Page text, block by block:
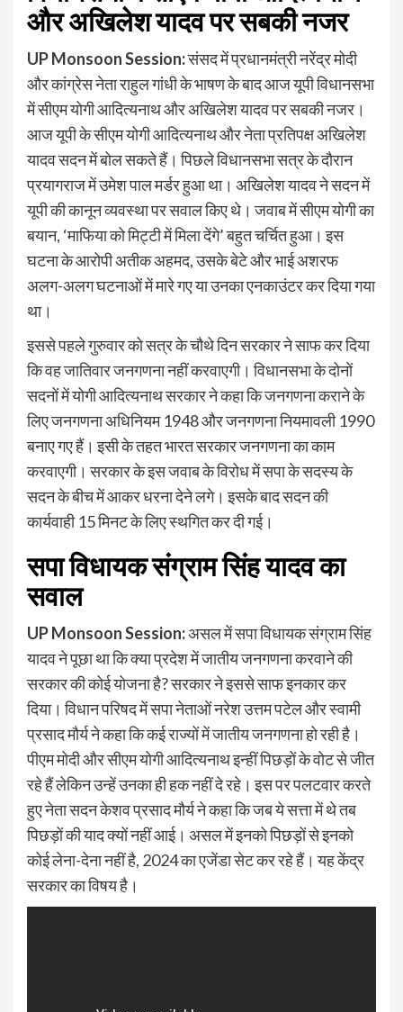
और अख‍िलेश यादव पर सबकी नजर
UP Monsoon Session:संसद में प्रधानमंत्री नरेंद्र मोदी
और कांग्रेस नेता राहुल गांधी के भाषण के बाद आज यूपी विधानसभा
में सीएम योगी आद‍ित्‍यनाथ और अख‍िलेश यादव पर सबकी नजर।
आज यूपी के सीएम योगी आदित्‍यनाथ और नेता प्रतिपक्ष अखिलेश
यादव सदन में बोल सकते हैं। पिछले विधानसभा सत्र के दौरान
प्रयागराज में उमेश पाल मर्डर हुआ था। अखिलेश यादव ने सदन में
यूपी की कानून व्‍यवस्‍था पर सवाल किए थे। जवाब में सीएम योगी का
बयान, ‘माफिया को मिट्टी में मिला देंगे’ बहुत चर्चित हुआ। इस
घटना के आरोपी अतीक अहमद, उसके बेटे और भाई अशरफ
अलग-अलग घटनाओं में मारे गए या उनका एनकाउंटर कर दिया गया
था।
इससे पहले गुरुवार को सत्र के चौथे दिन सरकार ने साफ कर दिया
कि वह जातिवार जनगणना नहीं करवाएगी। विधानसभा के दोनों
सदनों में योगी आदित्‍यनाथ सरकार ने कहा कि जनगणना कराने के
लिए जनगणना अधिनियम 1948 और जनगणना न‍ियमावली 1990
बनाए गए हैं। इसी के तहत भारत सरकार जनगणना का काम
करवाएगी। सरकार के इस जवाब के विरोध में सपा के सदस्‍य के
सदन के बीच में आकर धरना देने लगे। इसके बाद सदन की
कार्यवाही 15 मिनट के लिए स्‍थगित कर दी गई।
सपा विधायक संग्राम सिंह यादव का
सवाल
UP Monsoon Session:असल में सपा विधायक संग्राम सिंह
यादव ने पूछा था कि क्या प्रदेश में जातीय जनगणना करवाने की
सरकार की कोई योजना है? सरकार ने इससे साफ इनकार कर
दिया। विधान परिषद में सपा नेताओं नरेश उत्तम पटेल और स्वामी
प्रसाद मौर्य ने कहा कि कई राज्यों में जातीय जनगणना हो रही है।
पीएम मोदी और सीएम योगी आदित्‍यनाथ इन्हीं पिछड़ों के वोट से जीत
रहे हैं लेकिन उन्‍हें उनका ही हक नहीं दे रहे। इस पर पलटवार करते
हुए नेता सदन केशव प्रसाद मौर्य ने कहा कि जब ये सत्ता में थे तब
पिछड़ों की याद क्‍यों नहीं आई। असल में इनको पिछड़ों से इनको
कोई लेना-देना नहीं है, 2024 का एजेंडा सेट कर रहे हैं। यह केंद्र
सरकार का विषय है।